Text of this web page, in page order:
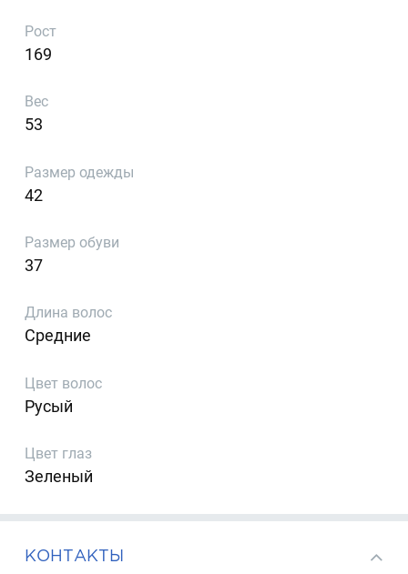
Рост
169
Вес
53
Размер одежды
42
Размер обуви
37
Длина волос
Средние
Цвет волос
Русый
Цвет глаз
Зеленый
КОНТАКТЫ